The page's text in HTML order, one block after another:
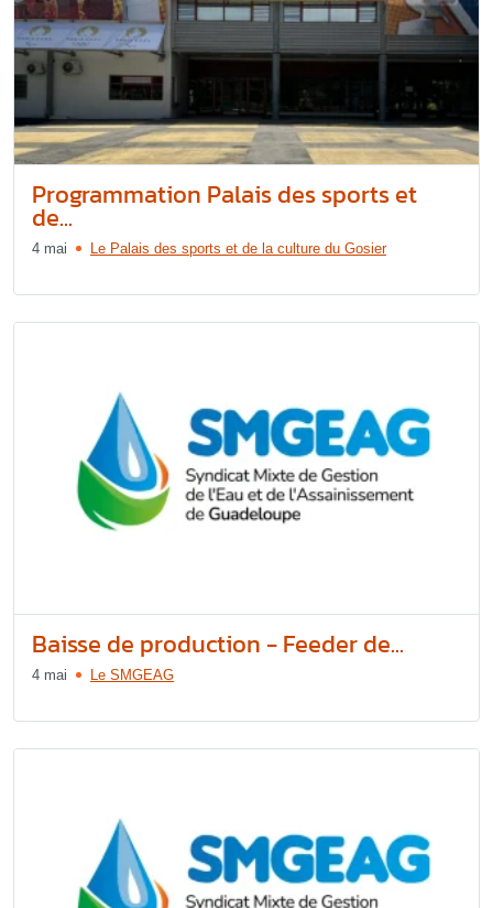
Programmation Palais des sports et
de...
4 mai Le Palais des sports et de la culture du Gosier
Baisse de production - Feeder de...
4 mai Le SMGEAG